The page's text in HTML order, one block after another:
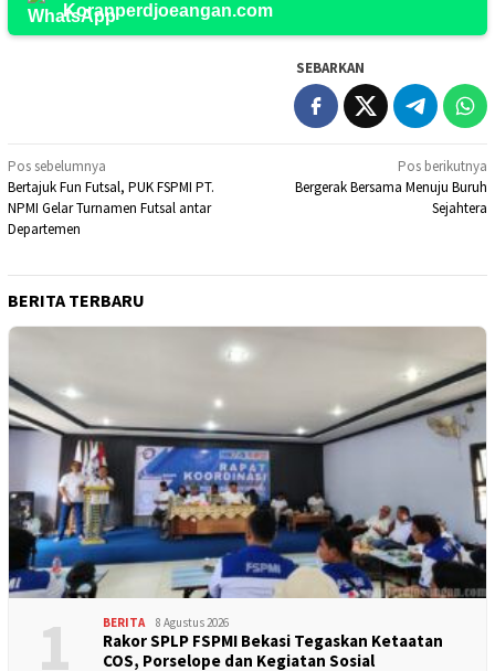
Koranperdjoeangan.com
SEBARKAN
Navigasi
pos
Pos sebelumnya
Bertajuk Fun Futsal, PUK FSPMI PT.
NPMI Gelar Turnamen Futsal antar
Departemen
Pos berikutnya
Bergerak Bersama Menuju Buruh
Sejahtera
BERITA TERBARU
1 BERITA 8 Agustus 2026
Rakor SPLP FSPMI Bekasi Tegaskan Ketaatan
COS, Porselope dan Kegiatan Sosial